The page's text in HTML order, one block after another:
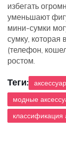
избегать
уменьшают
мини-сумки
сумку,
(телефон,
ростом.
Теги:
модные
классификация